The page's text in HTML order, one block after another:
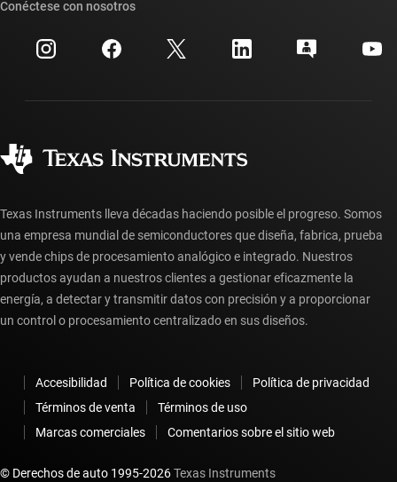
Eventos
Relaciones con los inversionistas
Centro de atención al cliente
Preguntas frecuentes sobre la cuenta myTI
Preguntas frecuentes sobre pedidos
Conéctese con nosotros
Texas Instruments lleva décadas haciendo posible el progreso. Somos
una empresa mundial de semiconductores que diseña, fabrica, prueba
y vende chips de procesamiento analógico e integrado. Nuestros
productos ayudan a nuestros clientes a gestionar eficazmente la
energía, a detectar y transmitir datos con precisión y a proporcionar
un control o procesamiento centralizado en sus diseños.
Accesibilidad Política de cookies
Política de privacidad
Términos de venta
Términos de uso
Marcas comerciales
Comentarios sobre el sitio web
© Derechos de auto 1995-2026Texas Instruments